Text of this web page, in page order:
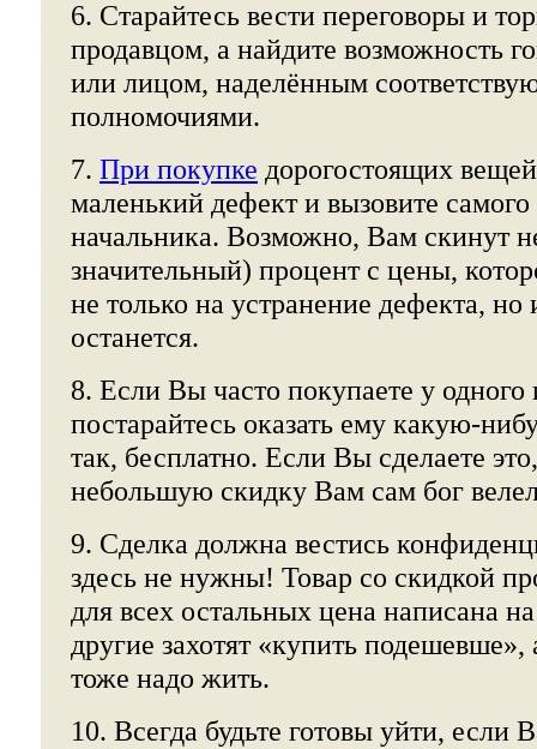
6. Старайтесь вести переговоры и
продавцом, а найдите возможность
или лицом, наделённым
полномочиями.
7. При покупке дорогостоящих
маленький дефект и вызовите самого
начальника. Возможно, Вам скинут
значительный) процент с цены,
не только на устранение дефекта,
останется.
8. Если Вы часто покупаете у одного
постарайтесь оказать ему какую-
так, бесплатно. Если Вы сделаете
небольшую скидку Вам сам бог
9. Сделка должна вестись
здесь не нужны! Товар со скидкой
для всех остальных цена написана
другие захотят «купить подешевше»,
тоже надо жить.
10. Всегда будьте готовы уйти, если